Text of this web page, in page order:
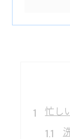
忙し